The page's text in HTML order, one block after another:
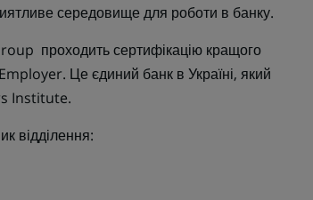
середовище для роботи в банку.
проходить сертифікацію кращого
Це єдиний банк в Україні, який
Institute.
відділення: